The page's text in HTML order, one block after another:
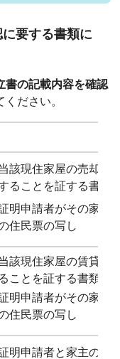
要する書類に
書の記載内容を確認
ださい。
該現住家屋の売却売
ることを証する書類
明申請者がその家屋
住民票の写し
該現住家屋の賃貸借
ることを証する書類
明申請者がその家屋
住民票の写し
明申請者と家主の間